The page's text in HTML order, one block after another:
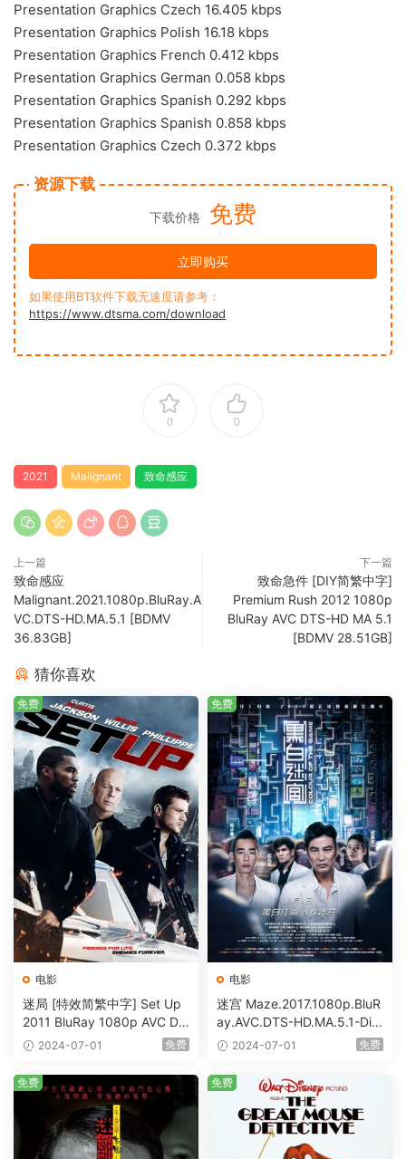
Presentation Graphics Czech 16.405 kbps
Presentation Graphics Polish 16.18 kbps
Presentation Graphics French 0.412 kbps
Presentation Graphics German 0.058 kbps
Presentation Graphics Spanish 0.292 kbps
Presentation Graphics Spanish 0.858 kbps
Presentation Graphics Czech 0.372 kbps
资源下载
下载价格 免费
立即购买
如果使用BT软件下载无速度请参考：
https://www.dtsma.com/download
0 0
2021 Malignant 致命感应
上一篇
致命感应
Malignant.2021.1080p.BluRay.A
VC.DTS-HD.MA.5.1 [BDMV
36.83GB]
下一篇
致命急件 [DIY简繁中字]
Premium Rush 2012 1080p
BluRay AVC DTS-HD MA 5.1
[BDMV 28.51GB]
猜你喜欢
电影
迷局 [特效简繁中字] Set Up
2011 BluRay 1080p AVC DT
S-HD MA5.1-shhaclm@CHD
2024-07-01 免费
免费
电影
迷宫 Maze.2017.1080p.BluR
ay.AVC.DTS-HD.MA.5.1-DiY
@HDHome [BDISO 19.7GB]
2024-07-01 免费
免费
免费 免费